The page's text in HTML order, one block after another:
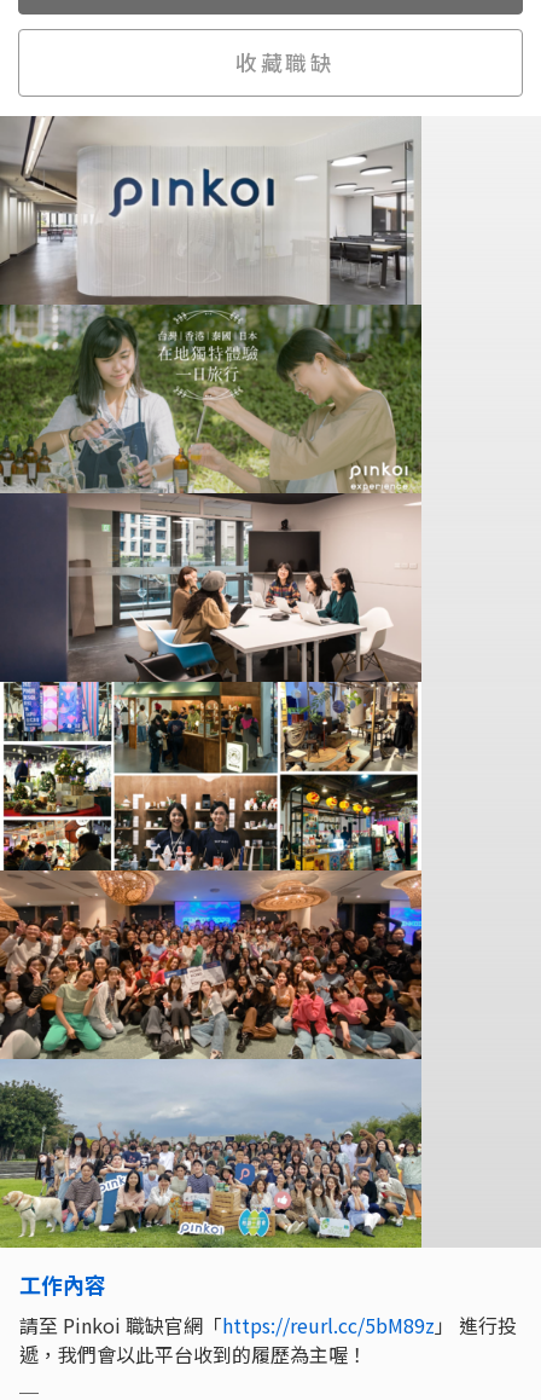
收藏職缺
工作內容
請至 Pinkoi 職缺官網「https://reurl.cc/5bM89z 」 進行投
遞，我們會以此平台收到的履歷為主喔！